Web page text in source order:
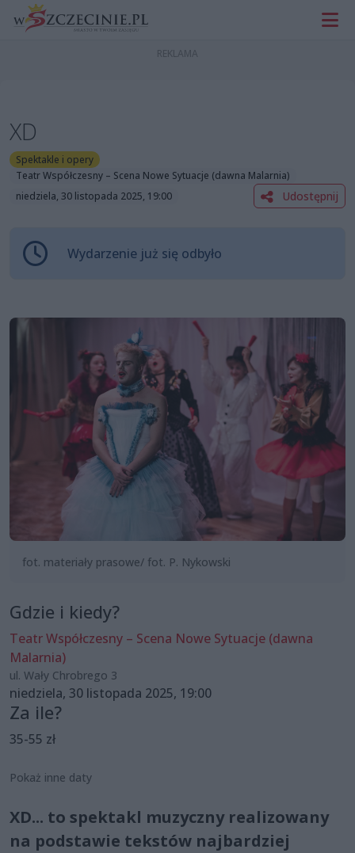
XD
Spektakle i opery
Teatr Współczesny – Scena Nowe Sytuacje (dawna Malarnia)
niedziela, 30 listopada 2025, 19:00
Udostępnij
Wydarzenie już się odbyło
fot. materiały prasowe/ fot. P. Nykowski
Gdzie i kiedy?
Teatr Współczesny – Scena Nowe Sytuacje (dawna
Malarnia)
ul. Wały Chrobrego 3
niedziela, 30 listopada 2025, 19:00
Za ile?
35-55 zł
Pokaż inne daty
XD... to spektakl muzyczny realizowany
na podstawie tekstów najbardziej